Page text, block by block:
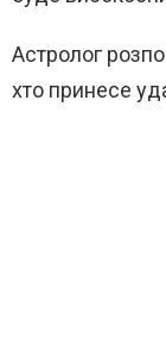
Астролог
хто принесе